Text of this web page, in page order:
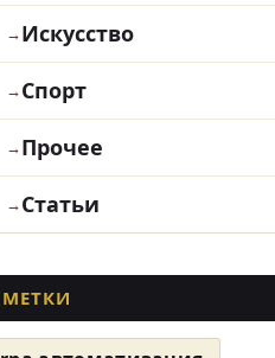
Искусство
Спорт
Прочее
Статьи
МЕТКИ